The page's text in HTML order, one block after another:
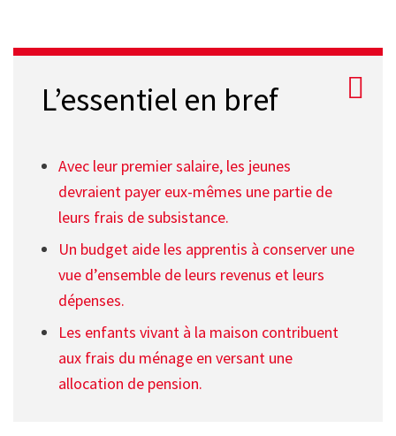
L’essentiel en bref
Avec leur premier salaire, les jeunes
devraient payer eux-mêmes une partie de
leurs frais de subsistance.
Un budget aide les apprentis à conserver une
vue d’ensemble de leurs revenus et leurs
dépenses.
Les enfants vivant à la maison contribuent
aux frais du ménage en versant une
allocation de pension.